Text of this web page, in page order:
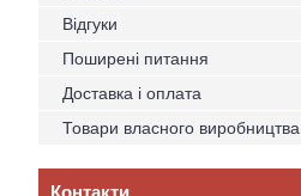
Відгуки
Поширені питання
Доставка і оплата
Товари власного виробництва
Контакти